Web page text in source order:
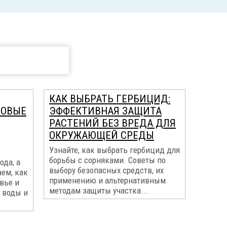
а
как
и
воды и
КАК ВЫБРАТЬ ГЕРБИЦИД:
ЭФФЕКТИВНАЯ ЗАЩИТА
РАСТЕНИЙ БЕЗ ВРЕДА ДЛЯ
ОКРУЖАЮЩЕЙ СРЕДЫ
Узнайте, как выбрать гербицид для
борьбы с сорняками. Советы по
выбору безопасных средств, их
применению и альтернативным
методам защиты участка...